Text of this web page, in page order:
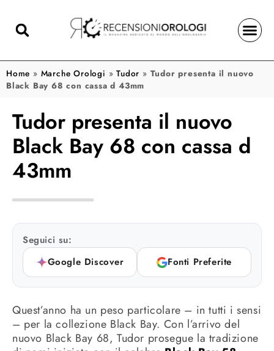
Home » Marche Orologi »Tudor » Tudor presenta il nuovo
Black Bay 68 con cassa d 43mm
Tudor presenta il nuovo
Black Bay 68 con cassa d
43mm
Seguici su:
Google Discover
Fonti Preferite
Quest’anno ha un peso particolare – in tutti i sensi
– per la collezione Black Bay. Con l’arrivo del
nuovo Black Bay 68, Tudor prosegue la tradizione